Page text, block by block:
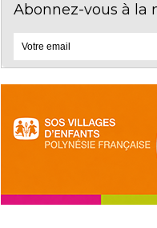
Abonnez-vous à la